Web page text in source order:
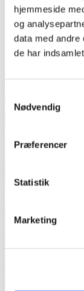
hjemmeside
og
data med andre
de har
Nødvendig
Præferencer
Statistik
Marketing
opdagede løven.
tropper
opsat på en
(nuværende